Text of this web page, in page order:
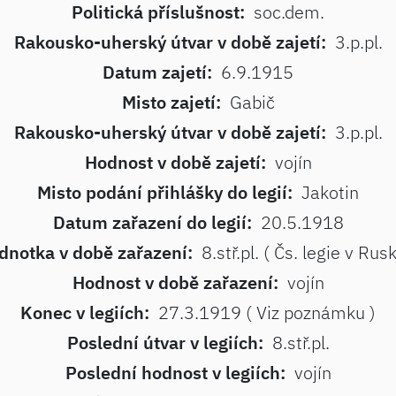
Politická příslušnost: soc.dem.
Rakousko-uherský útvar v době zajetí: 3.p.pl.
Datum zajetí: 6.9.1915
Misto zajetí: Gabič
Rakousko-uherský útvar v době zajetí: 3.p.pl.
Hodnost v době zajetí: vojín
Misto podání přihlášky do legií: Jakotin
Datum zařazení do legií: 20.5.1918
v době zařazení: 8.stř.pl. ( Čs. legie v
Hodnost v době zařazení: vojín
Konec v legiích: 27.3.1919 ( Viz poznámku )
Poslední útvar v legiích: 8.stř.pl.
Poslední hodnost v legiích: vojín